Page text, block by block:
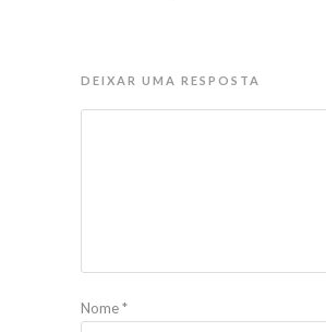
DEIXAR UMA RESPOSTA
Nome*